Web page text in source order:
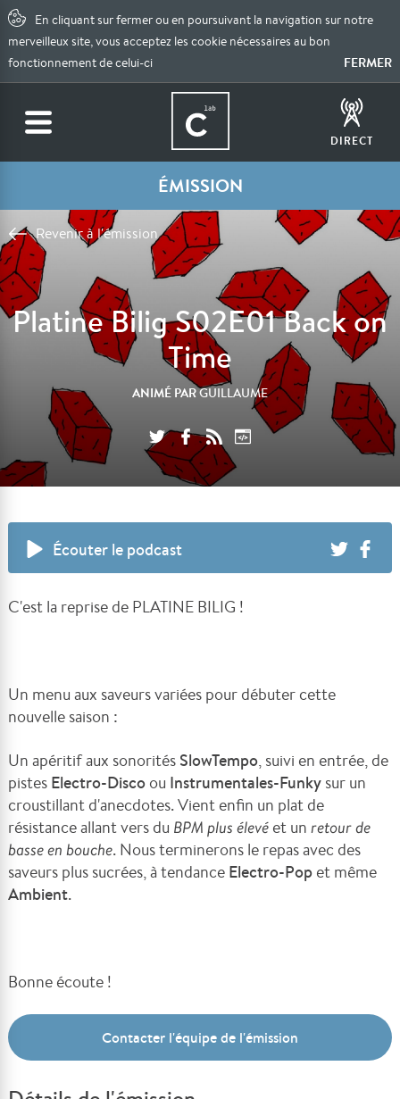
En cliquant sur fermer ou en poursuivant la navigation sur notre
merveilleux site, vous acceptez les cookie nécessaires au bon
fonctionnement de celui-ci
FERMER
DIRECT
ÉMISSION
Revenir à l'émission
Platine Bilig S02E01 Back on
Time
ANIMÉ PARGUILLAUME
Écouter le podcast
C'est la reprise de PLATINE BILIG !
Un menu aux saveurs variées pour débuter cette
nouvelle saison :
Un apéritif aux sonorités SlowTempo, suivi en entrée, de
pistes Electro-Disco ou Instrumentales-Funky sur un
croustillant d'anecdotes. Vient enfin un plat de
résistance allant vers du BPM plus élevé et unretour de
basse en bouche. Nous terminerons le repas avec des
saveurs plus sucrées, à tendance Electro-Pop et même
Ambient.
Bonne écoute !
Contacter l'équipe de l'émission